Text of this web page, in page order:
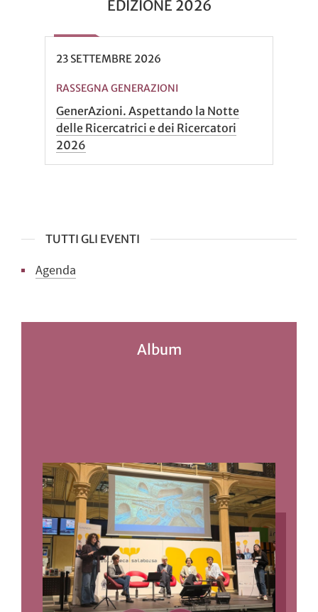
EDIZIONE 2026
23 SETTEMBRE 2026
RASSEGNA GENERAZIONI
GenerAzioni. Aspettando la Notte
delle Ricercatrici e dei Ricercatori
2026
TUTTI GLI EVENTI
Agenda
Album